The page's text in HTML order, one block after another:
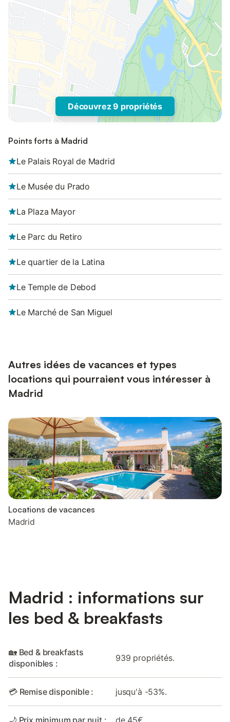
Découvrez 9 propriétés
Points forts à Madrid
Le Palais Royal de Madrid
Le Musée du Prado
La Plaza Mayor
Le Parc du Retiro
Le quartier de la Latina
Le Temple de Debod
Le Marché de San Miguel
Autres idées de vacances et types
locations qui pourraient vous intéresser à
Madrid
Locations de vacances
Madrid
Madrid : informations sur
les bed & breakfasts
🏡 Bed & breakfasts
disponibles :
939 propriétés.
💳 Remise disponible : jusqu'à -53%.
🌙 Prix minimum par nuit : de 45€.